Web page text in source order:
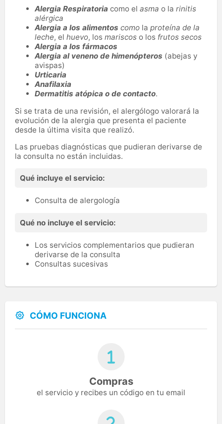
Alergia Respiratoria como el asma o la rinitis
alérgica
Alergia a los alimentos como la proteína de la
leche, el huevo, los mariscos o los frutos secos
Alergia a los fármacos
Alergia al veneno de himenópteros (abejas y
avispas)
Urticaria
Anafilaxia
Dermatitis atópica o de contacto.
Si se trata de una revisión, el alergólogo valorará la
evolución de la alergia que presenta el paciente
desde la última visita que realizó.
Las pruebas diagnósticas que pudieran derivarse de
la consulta no están incluidas.
Qué incluye el servicio:
Consulta de alergología
Qué no incluye el servicio:
Los servicios complementarios que pudieran
derivarse de la consulta
Consultas sucesivas
CÓMO FUNCIONA
Compras
el servicio y recibes un código en tu email